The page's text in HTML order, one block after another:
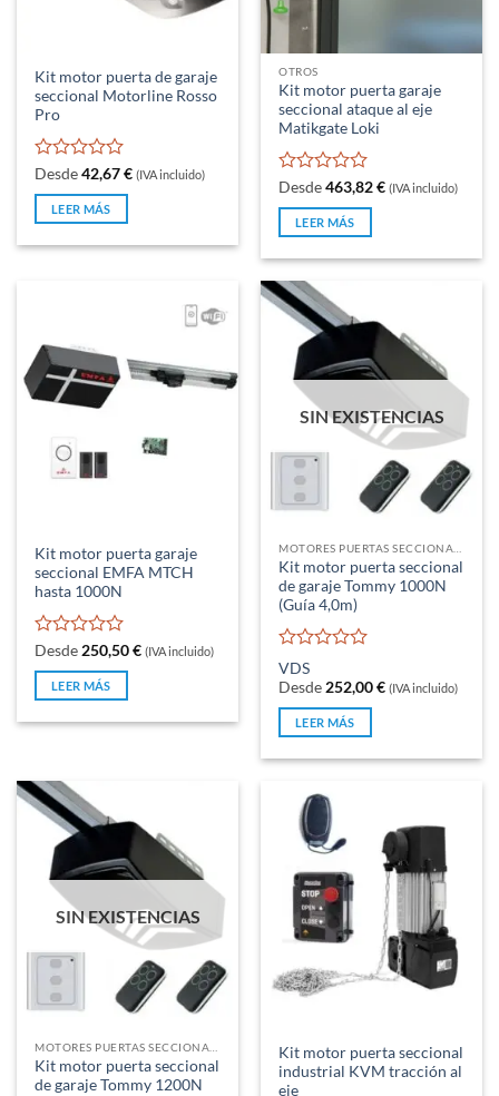
Kit motor puerta de garaje
seccional Motorline Rosso
Pro
Valorado
con
de
5
Desde42,67€ (IVA incluido)
LEER MÁS
OTROS
Kit motor puerta garaje
seccional ataque al eje
Matikgate Loki
Valorado
con
de
5
Desde463,82€ (IVA incluido)
LEER MÁS
Kit motor puerta garaje
seccional EMFA MTCH
hasta 1000N
Valorado
con
de
5
Desde 250,50€ (IVA incluido)
LEER MÁS
SIN EXISTENCIAS
Kit motor puerta seccional
de garaje Tommy 1000N
(Guía 4,0m)
Valorado
con
0
de
5
VDS
Desde 252,00€ (IVA incluido)
LEER MÁS
SIN EXISTENCIAS
MOTORES PUERTAS SECCIONALES Y BASCULANTES DE MUELLES
Kit motor puerta seccional
de garaje Tommy 1200N
Kit motor puerta seccional
industrial KVM tracción al
eje